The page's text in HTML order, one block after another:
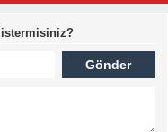
istermisiniz?